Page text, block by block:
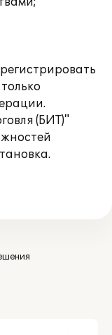
(БИТ)"